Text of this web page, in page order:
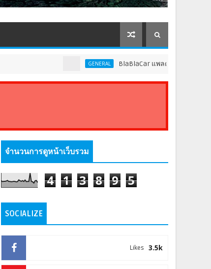
BlaBlaCar แพลตฟอร์มคาร์พูลชั้นนำระดับโลก
จำนวนการดูหน้าเว็บรวม
4 1 3 8 9 5
SOCIALIZE
3.5k
Likes